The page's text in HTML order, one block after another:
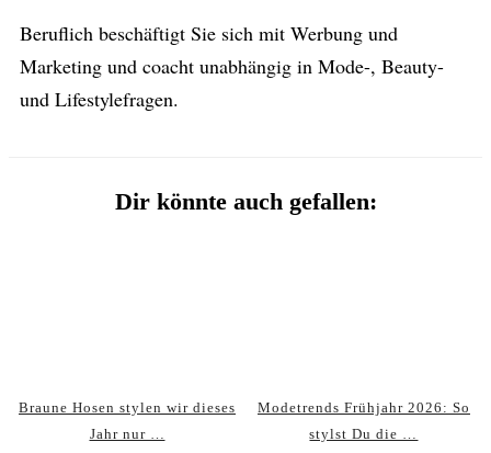
Beruflich beschäftigt Sie sich mit Werbung und
Marketing und coacht unabhängig in Mode-, Beauty-
und Lifestylefragen.
Dir könnte auch gefallen:
Braune Hosen stylen wir dieses
Jahr nur …
Modetrends Frühjahr 2026: So
stylst Du die …